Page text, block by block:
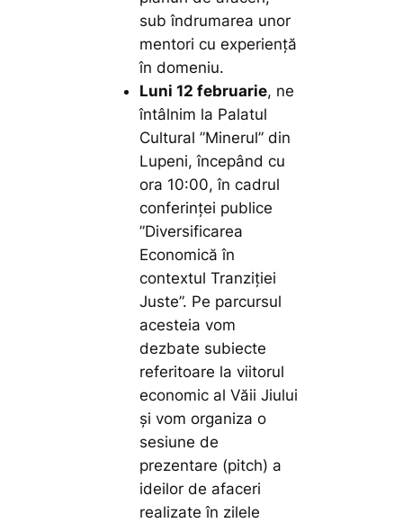
sub îndrumarea unor
mentori cu experiență
în domeniu.
Luni 12 februarie, ne
întâlnim la Palatul
Cultural ”Minerul” din
Lupeni, începând cu
ora 10:00, în cadrul
conferinței publice
”Diversificarea
Economică în
contextul Tranziției
Juste”. Pe parcursul
acesteia vom
dezbate subiecte
referitoare la viitorul
economic al Văii Jiului
și vom organiza o
sesiune de
prezentare (pitch) a
ideilor de afaceri
realizate în zilele